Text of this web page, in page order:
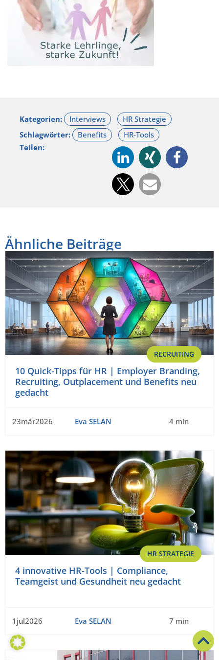
Kategorien:
Schlagwörter:
Teilen:
Ähnliche Beiträge
RECRUITING
10 Quick-Tipps für HR | Employer Branding,
Recruiting, Outplacement und Benefits neu
gedacht
23mär2026 Eva SELAN 4 min
HR STRATEGIE
4 innovative HR-Tools | Compliance,
Teamgeist und Gesundheit neu gedacht
1jul2026 Eva SELAN 7 min